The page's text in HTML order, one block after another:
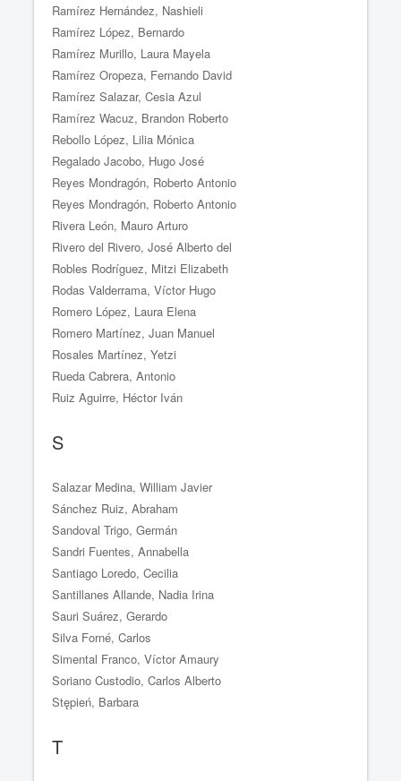
Ramírez Hernández, Nashieli
Ramírez López, Bernardo
Ramírez Murillo, Laura Mayela
Ramírez Oropeza, Fernando David
Ramírez Salazar, Cesia Azul
Ramírez Wacuz, Brandon Roberto
Rebollo López, Lilia Mónica
Regalado Jacobo, Hugo José
Reyes Mondragón, Roberto Antonio
Reyes Mondragón, Roberto Antonio
Rivera León, Mauro Arturo
Rivero del Rivero, José Alberto del
Robles Rodríguez, Mitzi Elizabeth
Rodas Valderrama, Víctor Hugo
Romero López, Laura Elena
Romero Martínez, Juan Manuel
Rosales Martínez, Yetzi
Rueda Cabrera, Antonio
Ruiz Aguirre, Héctor Iván
S
Salazar Medina, William Javier
Sánchez Ruiz, Abraham
Sandoval Trigo, Germán
Sandri Fuentes, Annabella
Santiago Loredo, Cecilia
Santillanes Allande, Nadia Irina
Sauri Suárez, Gerardo
Silva Forné, Carlos
Simental Franco, Víctor Amaury
Soriano Custodio, Carlos Alberto
Stępień, Barbara
T